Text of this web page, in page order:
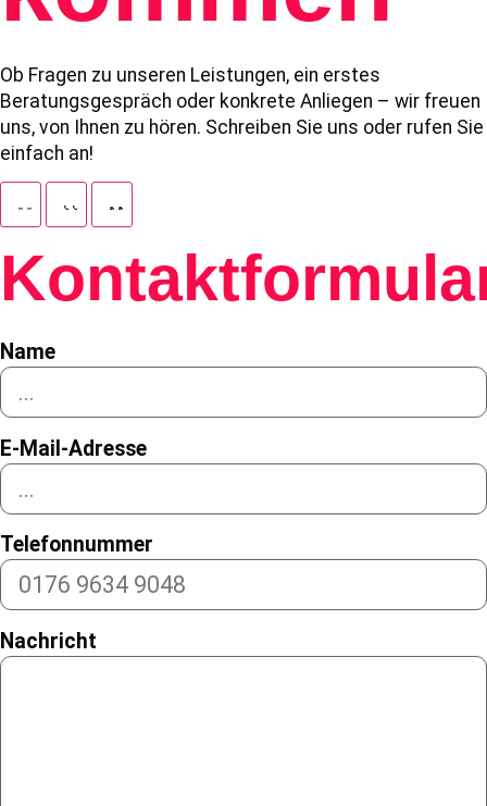
Ob Fragen zu unseren Leistungen, ein erstes
Beratungsgespräch oder konkrete Anliegen – wir freuen
uns, von Ihnen zu hören. Schreiben Sie uns oder rufen Sie
einfach an!
Name
E-Mail-Adresse
Telefonnummer
Nachricht